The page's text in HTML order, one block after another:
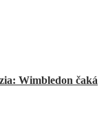
Wimbledon čaká